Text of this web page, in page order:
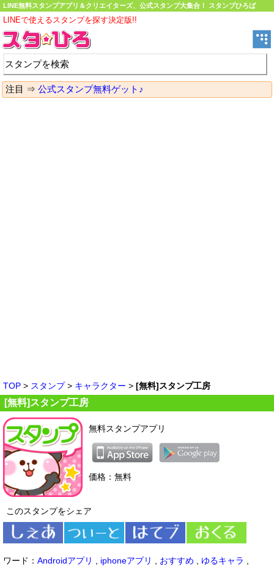
LINE無料スタンプアプリ＆クリエイターズ、公式スタンプ大集合！ スタンプひろば
LINEで使えるスタンプを探す決定版!!
注目 ⇒ 公式スタンプ無料ゲット♪
TOP > スタンプ> キャラクター > [無料]スタンプ工房
[無料]スタンプ工房
無料スタンプアプリ
価格：無料
このスタンプをシェア
ワード： Androidアプリ iphoneアプリ おすすめ ゆるキャラ